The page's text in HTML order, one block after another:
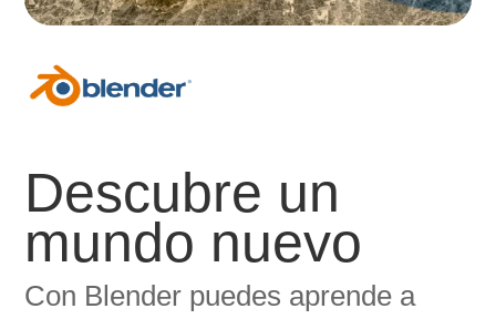
Descubre un
mundo nuevo
Con Blender puedes aprende a